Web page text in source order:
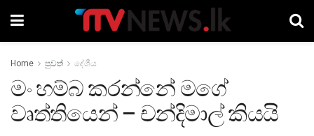
Home පුවත් දේශීය
මං හම්බ කරන්නේ මගේ
වෘත්තියෙන් – චන්දිමාල් කියයි